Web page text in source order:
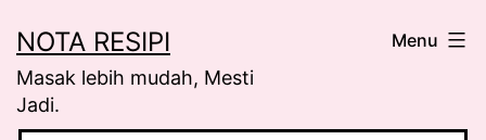
to
content
NOTA RESIPI
Masak lebih mudah, Mesti
Jadi.
Menu